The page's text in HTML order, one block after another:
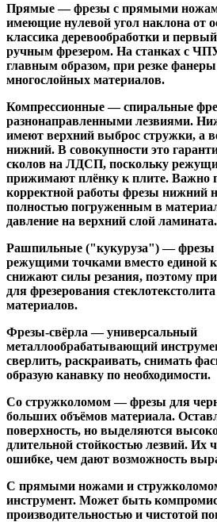
Прямые— фрезы с прямыми
имеющие нулевой угол наклона от
классика деревообработки и
ручным фрезером. На станках с
главным образом, при резке
многослойных материалов.
Компрессионные— спиральные
разнонаправленными лезвиями.
имеют верхний выброс стружки, а
нижний. В совокупности это
сколов на ЛДСП, поскольку
прижимают плёнку к плите. Важно
корректной работы фрезы нижний
полностью погруженным в
давление на верхний слой ламината.
Рашпильные ("кукуруза")— фрезы
режущими точками вместо единой
снижают силы резания, поэтому
для фрезерования
материалов.
Фрезы-свёрла — универсальный
металлообрабатывающий
сверлить, раскраивать, снимать
образую канавку по необходимости.
Со стружколомом— фрезы для
больших объёмов материала.
поверхность, но выделяются
длительной стойкостью лезвий. Их
ошибке, чем дают возможность
С прямыми ножами и
инструмент. Может быть
производительностью и чистотой